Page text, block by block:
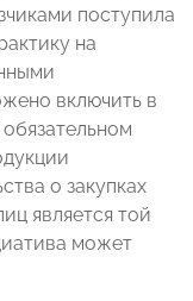
поступила
на
включить в
о закупках
является той
может